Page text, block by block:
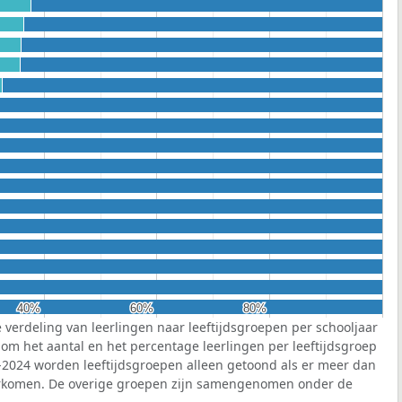
40%
40% 60%
60% 80%
80%
verdeling van leerlingen naar leeftijdsgroepen per schooljaar
het aantal en het percentage leerlingen per leeftijdsgroep
worden leeftijdsgroepen alleen getoond als er meer dan
De overige groepen zijn samengenomen onder de